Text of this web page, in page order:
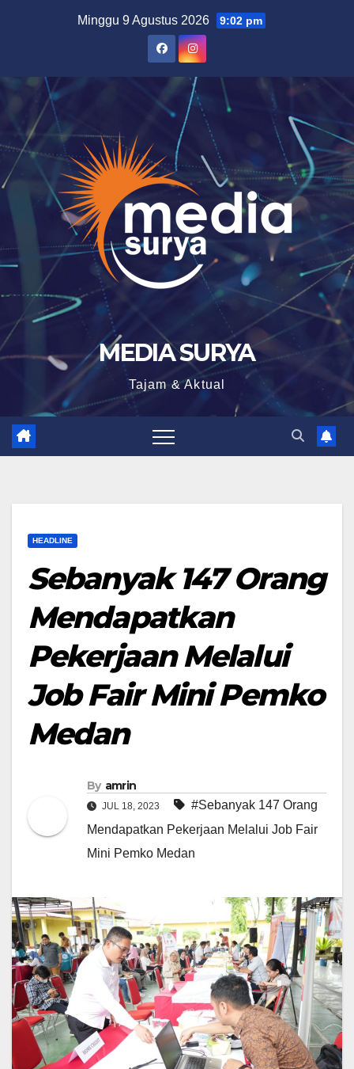
Minggu 9 Agustus 2026 9:02 pm
MEDIA SURYA
Tajam & Aktual
HEADLINE
Sebanyak 147 Orang
Mendapatkan
Pekerjaan Melalui
Job Fair Mini Pemko
Medan
By amrin
JUL 18, 2023
#Sebanyak 147 Orang
Mendapatkan Pekerjaan Melalui Job Fair
Mini Pemko Medan